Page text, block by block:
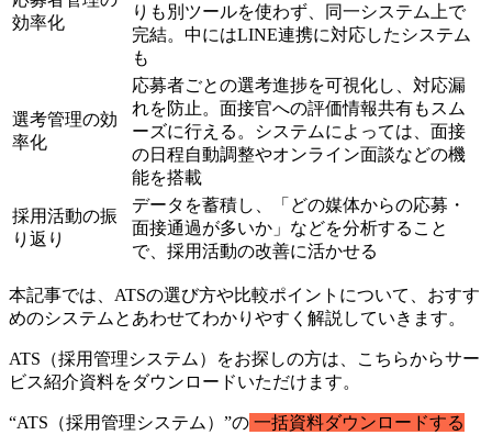
効率化
りも別ツールを使わず、同一システム上で
完結。中にはLINE連携に対応したシステム
も
選考管理の効
率化
応募者ごとの選考進捗を可視化し、対応漏
れを防止。面接官への評価情報共有もスム
ーズに行える。システムによっては、面接
の日程自動調整やオンライン面談などの機
能を搭載
採用活動の振
り返り
データを蓄積し、「どの媒体からの応募・
面接通過が多いか」などを分析すること
で、採用活動の改善に活かせる
本記事では、ATSの選び方や比較ポイントについて、おすす
めのシステムとあわせてわかりやすく解説していきます。
ATS（採用管理システム）をお探しの方は、こちらからサー
ビス紹介資料をダウンロードいただけます。
“ATS（採用管理システム）”の 一括資料ダウンロードする